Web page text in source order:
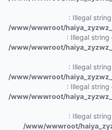
: Illegal
/www/wwwroot/
: Illegal
/www/wwwroot/
: Illegal
/www/wwwroot/
: Illegal
/www/wwwroot/
: Illegal
/www/wwwroot/